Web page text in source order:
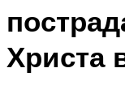
Христа